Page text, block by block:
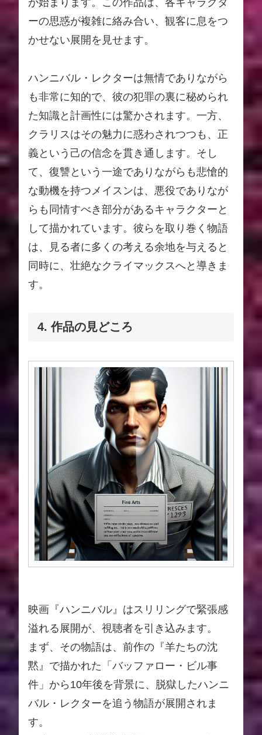
が始まります。この作品は、各キャラクタ
ーの思惑が複雑に絡み合い、観客に息をつ
かせない展開を見せます。
ハンニバル・レクターは無情でありながら
も非常に知的で、彼の犯罪の裏に秘められ
た知識と計画性には驚かされます。一方、
クラリスはその魅力に惑わされつつも、正
義という己の信念を貫き通します。そし
て、復讐という一途でありながらも悲愴的
な動機を持つメイスンは、悪役でありなが
らも同情すべき部分があるキャラクターと
して描かれています。彼らを取り巻く物語
は、見る者に多くの考える余地を与えると
同時に、壮絶なクライマックスへと導きま
す。
4. 作品の見どころ
映画『ハンニバル』はスリリングで緊張感
溢れる展開が、視聴者を引き込みます。
まず、その物語は、前作の『羊たちの沈
黙』で描かれた「バッファロー・ビル事
件」から10年後を背景に、脱獄したハンニ
バル・レクターを追う物語が展開されま
す。